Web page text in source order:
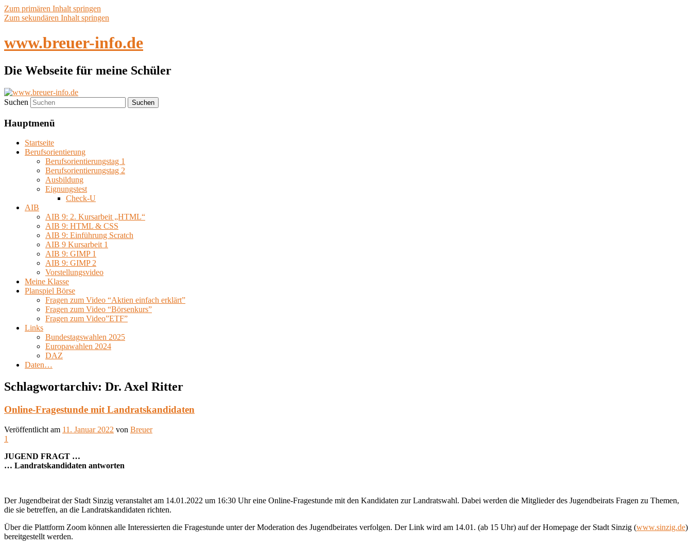
Zum primären Inhalt springen
Zum sekundären Inhalt springen
www.breuer-info.de
Die Webseite für meine Schüler
Suchen
Hauptmenü
Startseite
Berufsorientierung
Berufsorientierungstag 1
Berufsorientierungstag 2
Ausbildung
Eignungstest
Check-U
AIB
AIB 9: 2. Kursarbeit „HTML“
AIB 9: HTML & CSS
AIB 9: Einführung Scratch
AIB 9 Kursarbeit 1
AIB 9: GIMP 1
AIB 9: GIMP 2
Vorstellungsvideo
Meine Klasse
Planspiel Börse
Fragen zum Video “Aktien einfach erklärt”
Fragen zum Video “Börsenkurs”
Fragen zum Video”ETF”
Links
Bundestagswahlen 2025
Europawahlen 2024
DAZ
Daten…
Schlagwortarchiv: Dr. Axel Ritter
Online-Fragestunde mit Landratskandidaten
Veröffentlicht am 11. Januar 2022 von Breuer
1
JUGEND FRAGT …
… Landratskandidaten antworten
Der Jugendbeirat der Stadt Sinzig veranstaltet am 14.01.2022 um 16:30 Uhr eine Online-Fragestunde mit den Kandidaten zur Landratswahl. Dabei werden die Mitglieder des Jugendbeirats Fragen zu Themen,
die sie betreffen, an die Landratskandidaten richten.
Über die Plattform Zoom können alle Interessierten die Fragestunde unter der Moderation des Jugendbeirates verfolgen. Der Link wird am 14.01. (ab 15 Uhr) auf der Homepage der Stadt Sinzig (www.sinzig.de)
bereitgestellt werden.